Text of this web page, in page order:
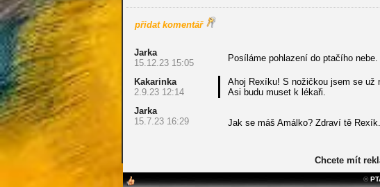
přidat komentář
Jarka
15.12.23 15:05
Posíláme pohlazení do ptačího nebe.
Kakarinka
2.9.23 12:14
Ahoj Rexíku! S nožičkou jsem se už
Asi budu muset k lékaři.
Jarka
15.7.23 16:29
Jak se máš Amálko? Zdraví tě Rexík.
Chcete mít
©